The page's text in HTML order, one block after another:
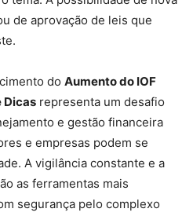
de aprovação de leis que
do Aumento do IOF
Dicas representa um desafio
e gestão financeira
e empresas podem se
A vigilância constante e a
as ferramentas mais
segurança pelo complexo